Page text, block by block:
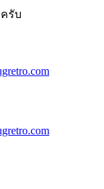
รับ
ายโค้ก เป็ปซี่เวสป้